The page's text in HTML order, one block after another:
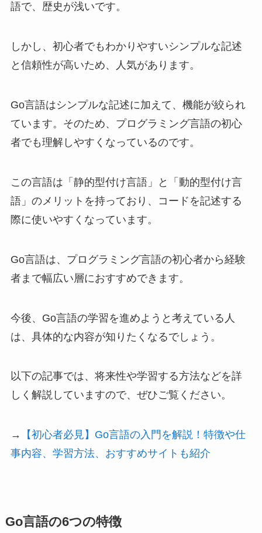
語で、歴史が浅いです。
しかし、初心者でもわかりやすいシンプルな記述
と信頼性が高いため、人気があります。
Go言語はシンプルな記述に加えて、機能が絞られ
ています。そのため、プログラミング言語の初心
者でも理解しやすくなっているのです。
この言語は「静的型付け言語」と「動的型付け言
語」のメリットを持っており、コードを記述する
際に使いやすくなっています。
Go言語は、プログラミング言語の初心者から経験
者まで幅広い層におすすめできます。
今後、Go言語の学習を進めようと考えている人
は、具体的な内容が知りたくなるでしょう。
以下の記事では、将来性や学習する方法などを詳
しく解説していますので、ぜひご覧ください。
→
【初心者必見】Go言語の入門を解説！特徴や仕
事内容、学習方法、おすすめサイトも紹介
Go言語の6つの特徴